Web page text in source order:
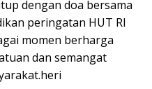
dengan doa bersama
peringatan HUT RI
momen berharga
dan semangat